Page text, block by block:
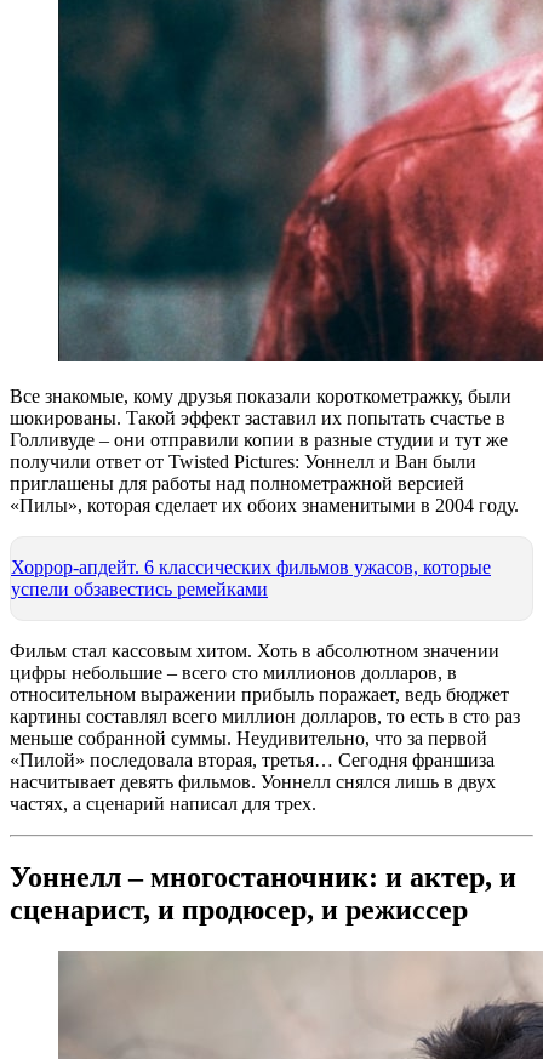
Все знакомые, кому друзья показали короткометражку, были
шокированы. Такой эффект заставил их попытать счастье в
Голливуде – они отправили копии в разные студии и тут же
получили ответ от Twisted Pictures: Уоннелл и Ван были
приглашены для работы над полнометражной версией
«Пилы», которая сделает их обоих знаменитыми в 2004 году.
Хоррор-апдейт. 6 классических фильмов ужасов, которые
успели обзавестись ремейками
Фильм стал кассовым хитом. Хоть в абсолютном значении
цифры небольшие – всего сто миллионов долларов, в
относительном выражении прибыль поражает, ведь бюджет
картины составлял всего миллион долларов, то есть в сто раз
меньше собранной суммы. Неудивительно, что за первой
«Пилой» последовала вторая, третья… Сегодня франшиза
насчитывает девять фильмов. Уоннелл снялся лишь в двух
частях, а сценарий написал для трех.
Уоннелл – многостаночник: и актер, и
сценарист, и продюсер, и режиссер